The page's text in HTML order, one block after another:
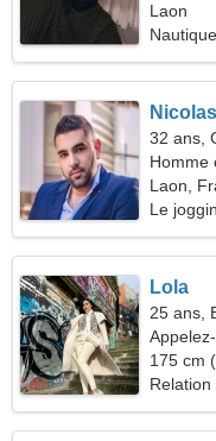
44
Laon
Nicolas
32 ans,
Homme
Laon,
Le
Lola
25 ans,
175 cm